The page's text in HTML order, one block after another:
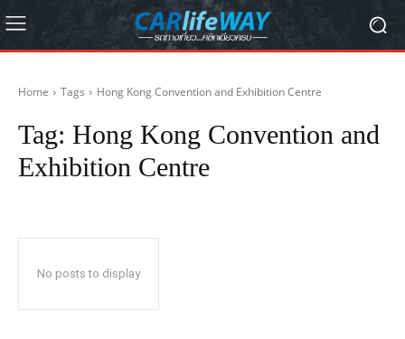
Home Tags Hong Kong Convention and Exhibition Centre
Tag: Hong Kong Convention and
Exhibition Centre
No posts to display